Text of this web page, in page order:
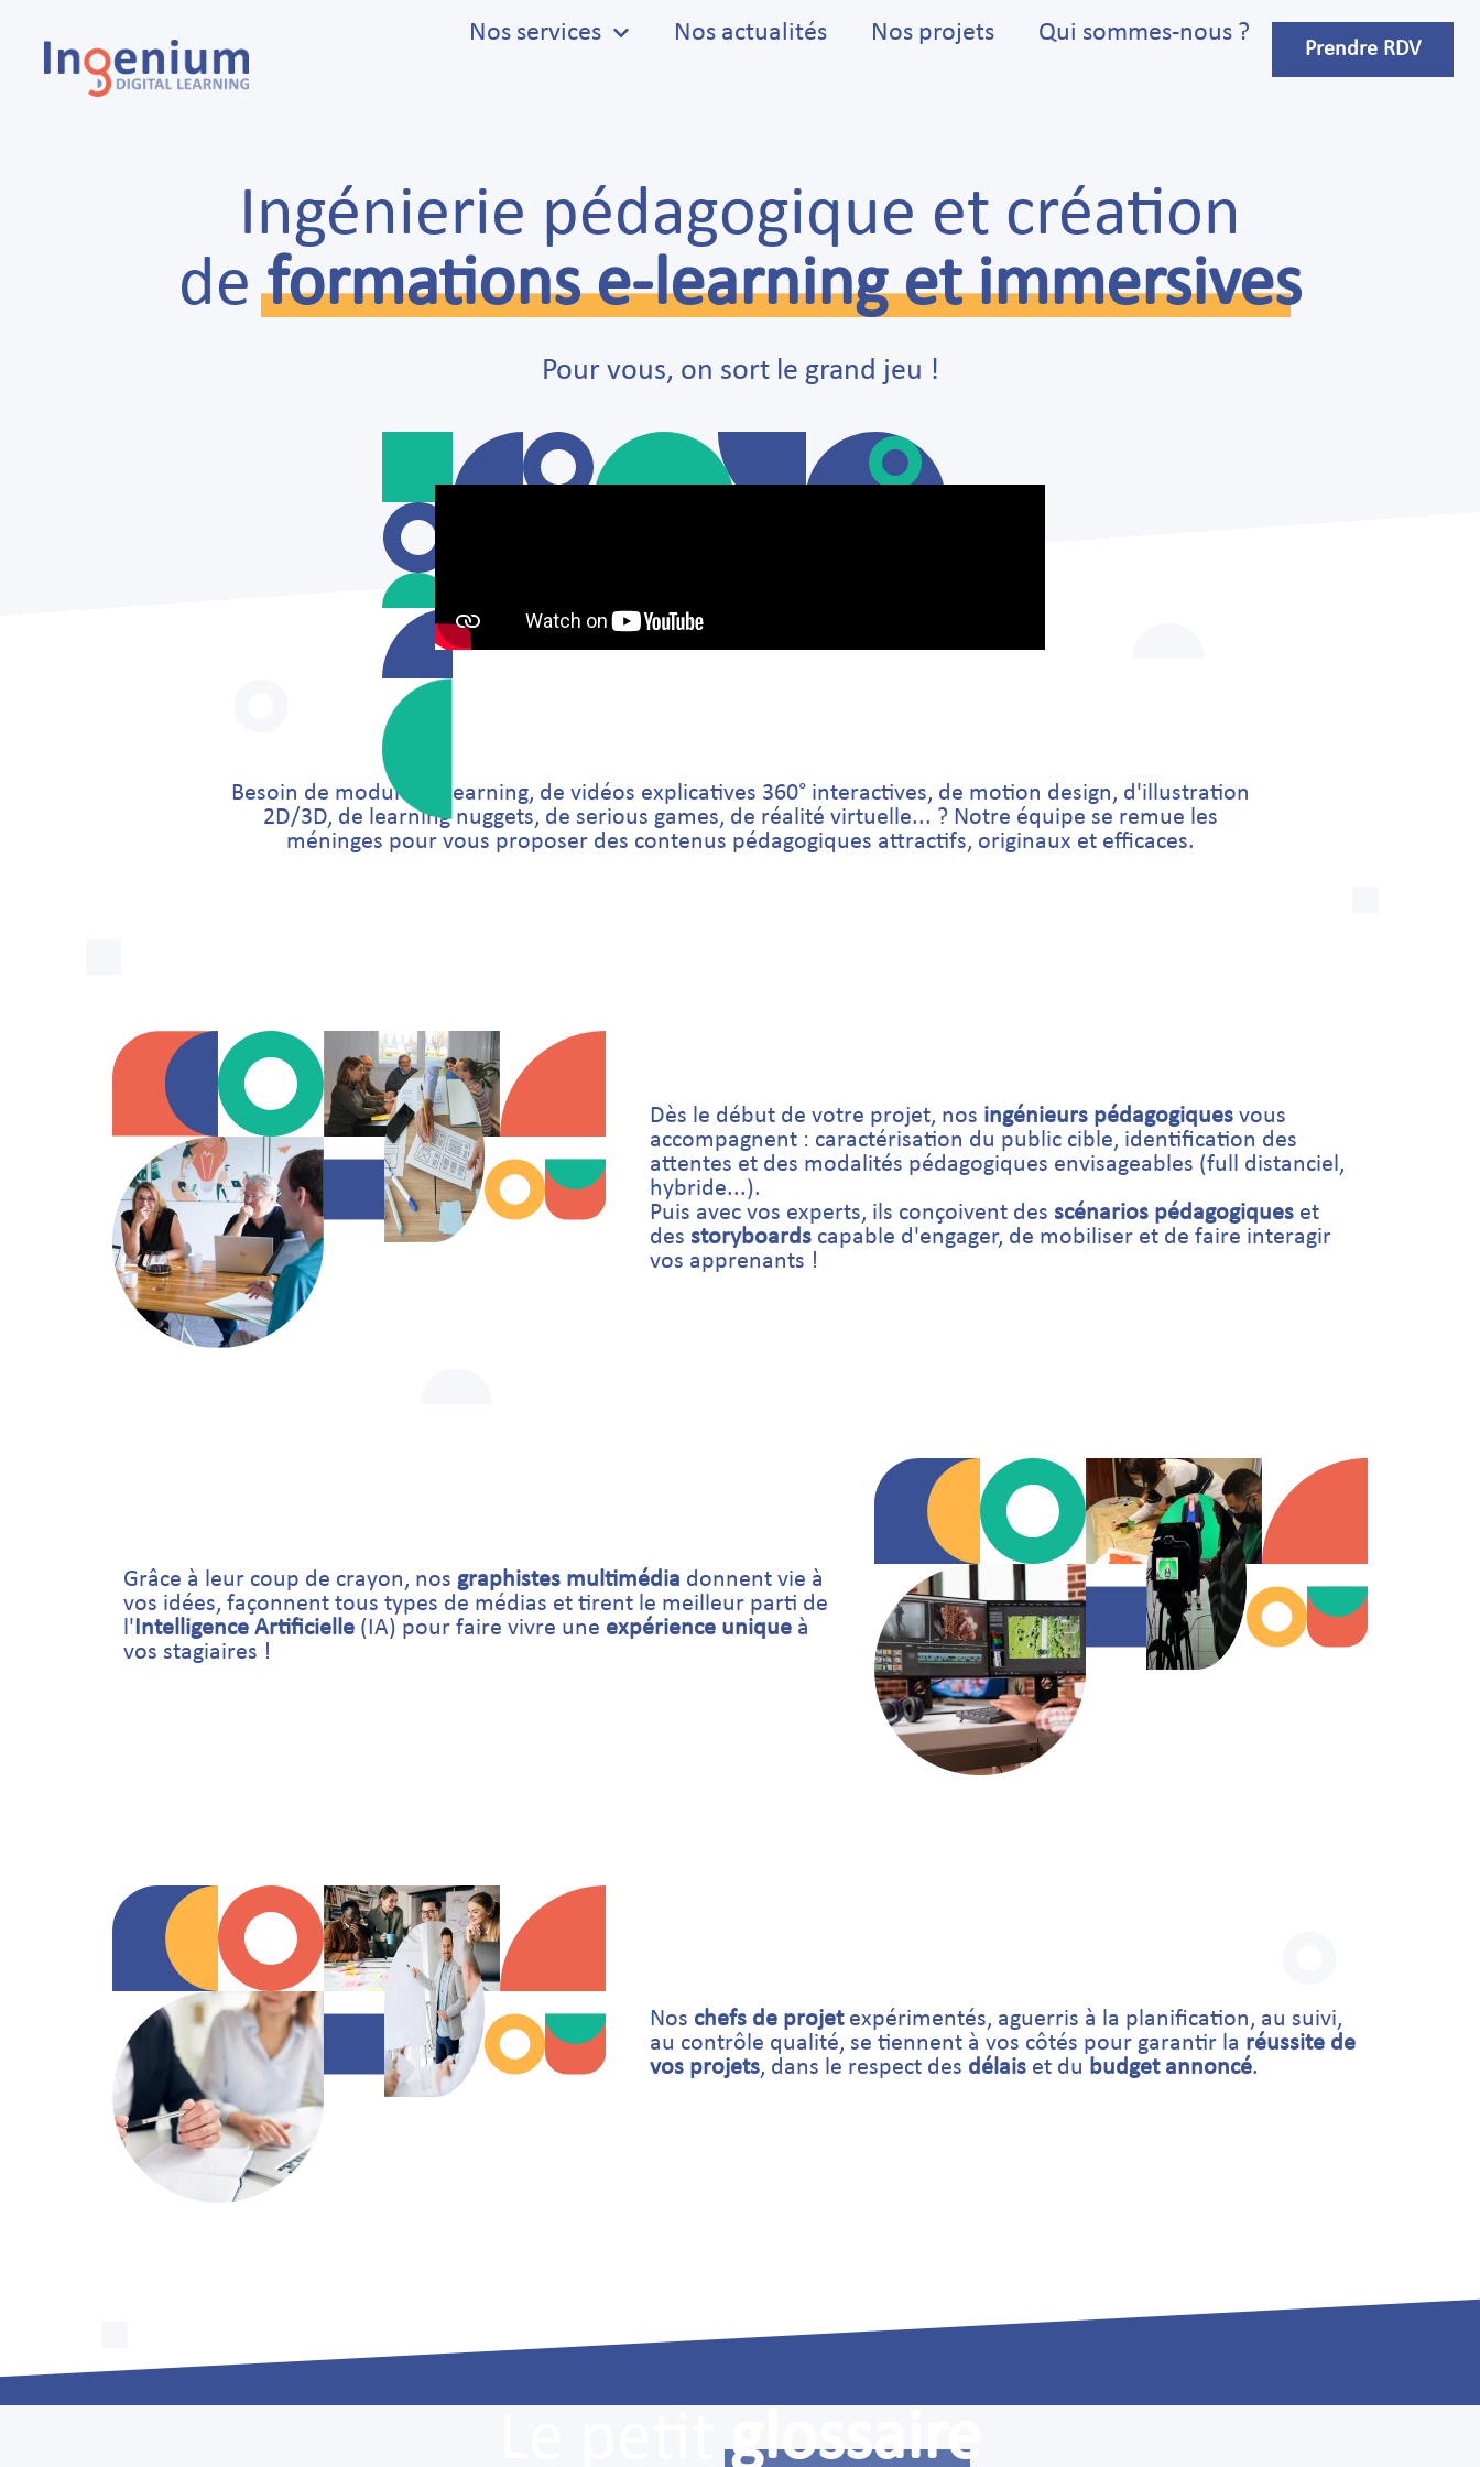
Nos services Nos actualités Nos projets Qui sommes-nous ?
Prendre RDV
Ingénierie pédagogique et création
deformations e-learning et immersives
Pour vous, on sort le grand jeu !
Besoin de modules e-learning, de vidéos explicatives 360° interactives, de motion design, d'illustration
2D/3D, de learning nuggets, de serious games, de réalité virtuelle... ? Notre équipe se remue les
méninges pour vous proposer des contenus pédagogiques attractifs, originaux et efficaces.
Dès le début de votre projet, nos ingénieurs pédagogiques vous
accompagnent : caractérisation du public cible, identification des
attentes et des modalités pédagogiques envisageables (full distanciel,
hybride...).
Puis avec vos experts, ils conçoivent des scénarios pédagogiques et
des storyboards capable d'engager, de mobiliser et de faire interagir
vos apprenants !
Grâce à leur coup de crayon, nos graphistes multimédia donnent vie à
vos idées, façonnent tous types de médias et tirent le meilleur parti de
l'Intelligence Artificielle (IA) pour faire vivre une expérience unique à
vos stagiaires !
Nos chefs de projetexpérimentés, aguerris à la planification, au suivi,
au contrôle qualité, se tiennent à vos côtés pour garantir la réussite de
vos projets, dans le respect des délais et du budget annoncé.
Le petitglossaire